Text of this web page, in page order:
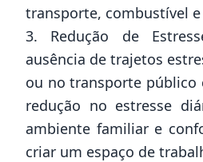
transporte, combustível
3. Redução de
ausência de trajetos
ou no transporte público
redução no estresse
ambiente familiar e
criar um espaço de